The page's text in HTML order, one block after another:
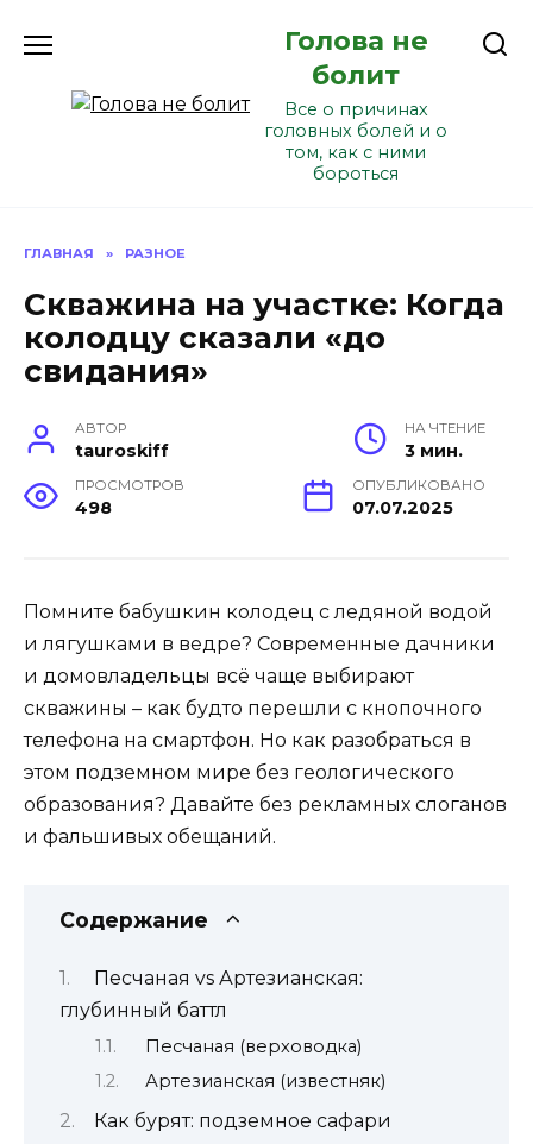
Голова не
болит
Все о причинах
головных болей и о
том, как с ними
бороться
ГЛАВНАЯ » РАЗНОЕ
Скважина на участке: Когда
колодцу сказали «до
свидания»
АВТОР
tauroskiff
НА ЧТЕНИЕ
3 мин.
ПРОСМОТРОВ
498
ОПУБЛИКОВАНО
07.07.2025
Помните бабушкин колодец с ледяной водой
и лягушками в ведре? Современные дачники
и домовладельцы всё чаще выбирают
скважины – как будто перешли с кнопочного
телефона на смартфон. Но как разобраться в
этом подземном мире без геологического
образования? Давайте без рекламных слоганов
и фальшивых обещаний.
Содержание
Песчаная vs Артезианская:
глубинный баттл
Песчаная (верховодка)
Артезианская (известняк)
Как бурят: подземное сафари